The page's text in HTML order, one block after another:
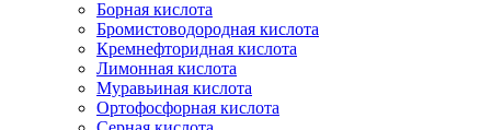
Борная кислота
Бромистоводородная кислота
Кремнефторидная кислота
Лимонная кислота
Муравьиная кислота
Ортофосфорная кислота